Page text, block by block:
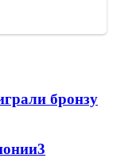
бронзу
3